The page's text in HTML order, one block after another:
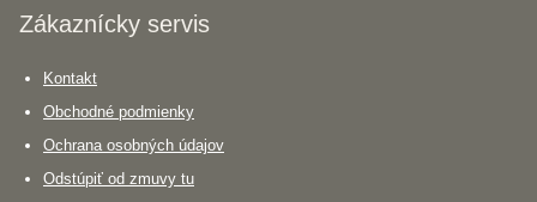
Zákaznícky servis
Kontakt
Obchodné podmienky
Ochrana osobných údajov
Odstúpiť od zmuvy tu